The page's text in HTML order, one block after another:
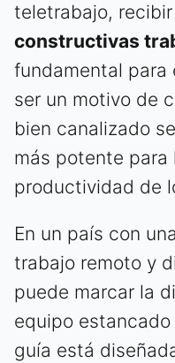
teletrabajo,
constructivas
fundamental para
ser un motivo de
bien canalizado
más potente para
productividad de
En un país con
trabajo remoto y
puede marcar la
equipo estancado
guía está